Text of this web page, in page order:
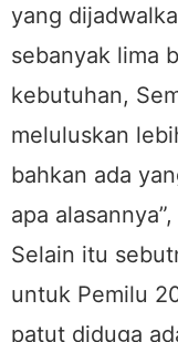
yang
sebanyak lima
kebutuhan,
meluluskan
bahkan ada
apa
Selain itu
untuk Pemilu
patut diduga